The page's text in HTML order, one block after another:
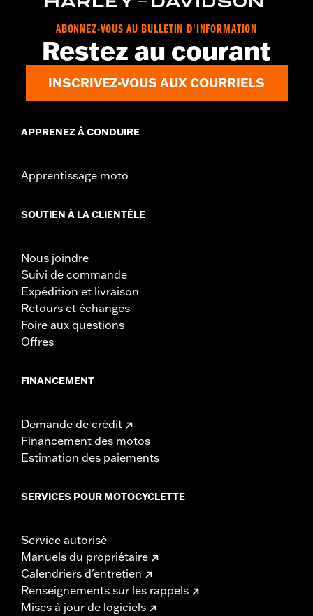
ABONNEZ-VOUS AU BULLETIN D'INFORMATION
Restez au courant
INSCRIVEZ-VOUS AUX COURRIELS
APPRENEZ À CONDUIRE
Apprentissage moto
SOUTIEN À LA CLIENTÈLE
Nous joindre
Suivi de commande
Expédition et livraison
Retours et échanges
Foire aux questions
Offres
FINANCEMENT
Demande de crédit
Financement des motos
Estimation des paiements
SERVICES POUR MOTOCYCLETTE
Service autorisé
Manuels du propriétaire
Calendriers d'entretien
Renseignements sur les rappels
Mises à jour de logiciels